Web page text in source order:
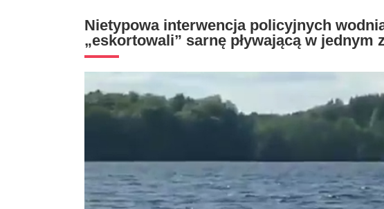
Nietypowa interwencja policyjnych
„eskortowali” sarnę pływającą w jednym